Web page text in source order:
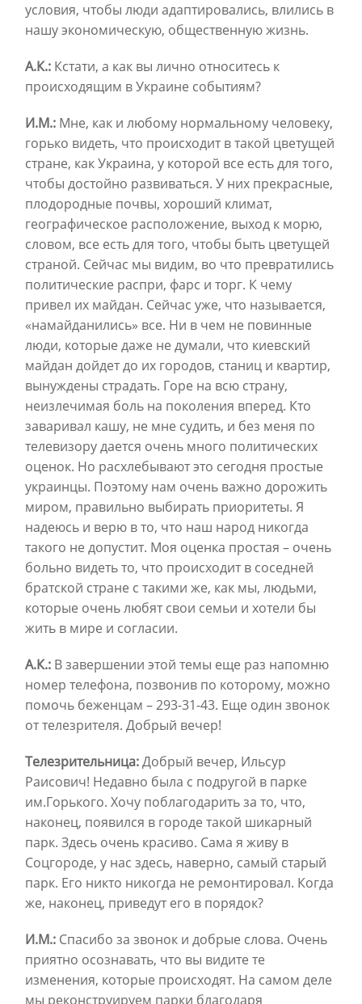
условия, чтобы люди адаптировались, влились в
нашу экономическую, общественную жизнь.
А.К.: Кстати, а как вы лично относитесь к
происходящим в Украине событиям?
И.М.: Мне, как и любому нормальному человеку,
горько видеть, что происходит в такой цветущей
стране, как Украина, у которой все есть для того,
чтобы достойно развиваться. У них прекрасные,
плодородные почвы, хороший климат,
географическое расположение, выход к морю,
словом, все есть для того, чтобы быть цветущей
страной. Сейчас мы видим, во что превратились
политические распри, фарс и торг. К чему
привел их майдан. Сейчас уже, что называется,
«намайданились» все. Ни в чем не повинные
люди, которые даже не думали, что киевский
майдан дойдет до их городов, станиц и квартир,
вынуждены страдать. Горе на всю страну,
неизлечимая боль на поколения вперед. Кто
заваривал кашу, не мне судить, и без меня по
телевизору дается очень много политических
оценок. Но расхлебывают это сегодня простые
украинцы. Поэтому нам очень важно дорожить
миром, правильно выбирать приоритеты. Я
надеюсь и верю в то, что наш народ никогда
такого не допустит. Моя оценка простая – очень
больно видеть то, что происходит в соседней
братской стране с такими же, как мы, людьми,
которые очень любят свои семьи и хотели бы
жить в мире и согласии.
А.К.: В завершении этой темы еще раз напомню
номер телефона, позвонив по которому, можно
помочь беженцам – 293-31-43. Еще один звонок
от телезрителя. Добрый вечер!
Телезрительница:Добрый вечер, Ильсур
Раисович! Недавно была с подругой в парке
им.Горького. Хочу поблагодарить за то, что,
наконец, появился в городе такой шикарный
парк. Здесь очень красиво. Сама я живу в
Соцгороде, у нас здесь, наверно, самый старый
парк. Его никто никогда не ремонтировал. Когда
же, наконец, приведут его в порядок?
И.М.: Спасибо за звонок и добрые слова. Очень
приятно осознавать, что вы видите те
изменения, которые происходят. На самом деле
мы реконструируем парки благодаря